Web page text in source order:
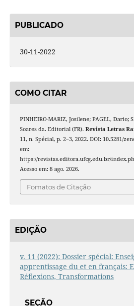
PUBLICADO
30-11-2022
COMO CITAR
PINHEIRO-MARIZ, Josilene; PAGEL, Dario;
Soares da. Editorial (FR). Revista Letras
11, n. Spécial, p. 2–3, 2022. DOI: 10.5281/
em:
https://revistas.editora.ufcg.edu.br/
Acesso em: 8 ago. 2026.
Fomatos de Citação
EDIÇÃO
v. 11 (2022): Dossier spécial:
apprentissage du et en français:
Réflexions, Transformations
SEÇÃO